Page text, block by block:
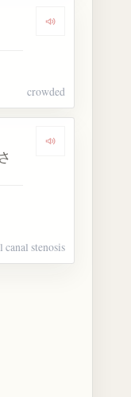
Dengarkan
crowded
狭い Dengarkan
canal stenosis